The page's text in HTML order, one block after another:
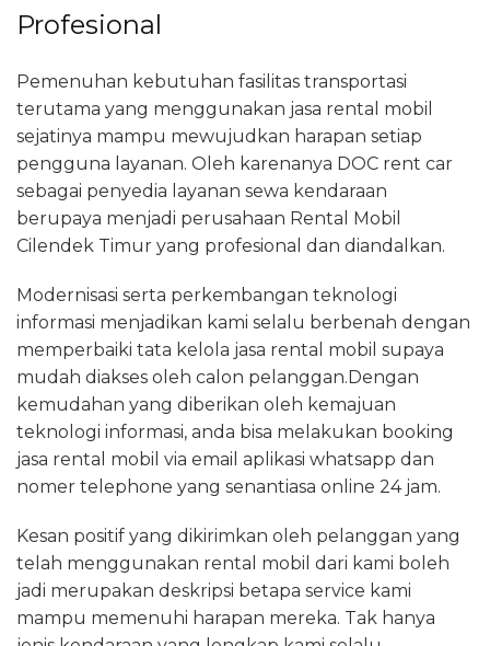
Profesional
Pemenuhan kebutuhan fasilitas transportasi
terutama yang menggunakan jasa rental mobil
sejatinya mampu mewujudkan harapan setiap
pengguna layanan. Oleh karenanya DOC rent car
sebagai penyedia layanan sewa kendaraan
berupaya menjadi perusahaan Rental Mobil
Cilendek Timur yang profesional dan diandalkan.
Modernisasi serta perkembangan teknologi
informasi menjadikan kami selalu berbenah dengan
memperbaiki tata kelola jasa rental mobil supaya
mudah diakses oleh calon pelanggan.Dengan
kemudahan yang diberikan oleh kemajuan
teknologi informasi, anda bisa melakukan booking
jasa rental mobil via email aplikasi whatsapp dan
nomer telephone yang senantiasa online 24 jam.
Kesan positif yang dikirimkan oleh pelanggan yang
telah menggunakan rental mobil dari kami boleh
jadi merupakan deskripsi betapa service kami
mampu memenuhi harapan mereka. Tak hanya